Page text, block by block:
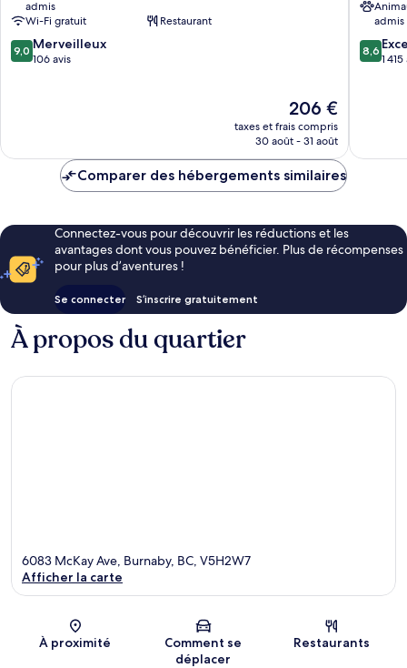
admis
Wi-Fi gratuit
Restaurant
9.0
sur
9,0 Merveilleux
106 avis
Le
nouveau
prix
de
206 €
taxes et frais compris
30 août - 31 août
Hotel
Burnaby
admis
8.6
sur
8,6
1
Comparer des hébergements similaires
Connectez-vous pour découvrir les réductions et les
avantages dont vous pouvez bénéficier. Plus de récompenses
pour plus d’aventures !
Se connecter S’inscrire gratuitement
À propos du quartier
Carte
6083 McKay Ave, Burnaby, BC, V5H2W7
Afficher la carte
À proximité
Comment se
déplacer
Restaurants